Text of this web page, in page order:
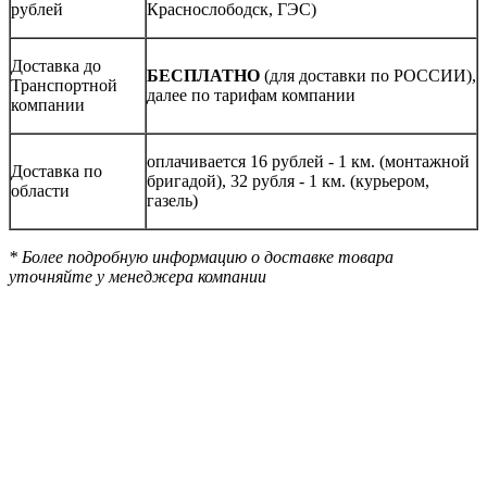
рублей
Краснослободск, ГЭС)
Доставка до
Транспортной
компании
БЕСПЛАТНО (для доставки по РОССИИ),
далее по тарифам компании
Доставка по
области
оплачивается 16 рублей - 1 км. (монтажной
бригадой), 32 рубля - 1 км. (курьером,
газель)
* Более подробную информацию о доставке товара
уточняйте у менеджера компании